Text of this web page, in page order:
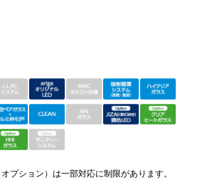
プション）は一部対応に制限があります。